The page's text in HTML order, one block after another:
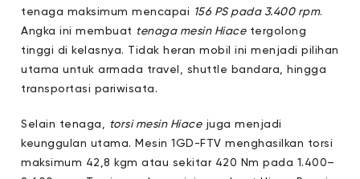
tenaga maksimum mencapai 156 PS pada 3.400 rpm.
Angka ini membuat tenaga mesin Hiacetergolong
tinggi di kelasnya. Tidak heran mobil ini menjadi pilihan
utama untuk armada travel, shuttle bandara, hingga
transportasi pariwisata.
Selain tenaga, torsi mesin Hiacejuga menjadi
keunggulan utama. Mesin 1GD-FTV menghasilkan torsi
maksimum 42,8 kgm atau sekitar 420 Nm pada 1.400–